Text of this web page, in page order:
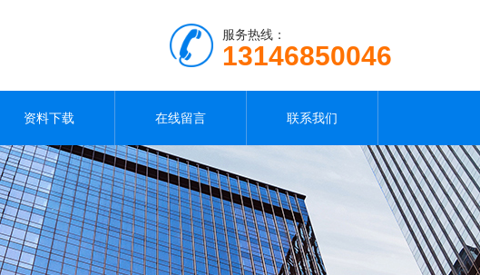
服务热线：
13146850046
资料下载 在线留言 联系我们